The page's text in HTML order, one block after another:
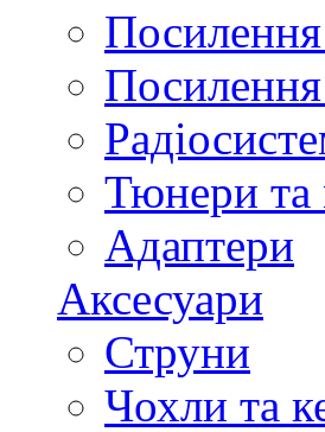
Посилення
Посилення
Тюнери
Адаптери
Аксесуари
Струни
Чохли та